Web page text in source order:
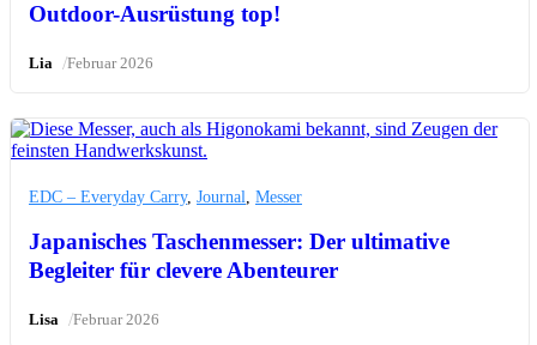
Outdoor-Ausrüstung top!
Lia /Februar 2026
EDC – Everyday Carry, Journal, Messer
Japanisches Taschenmesser: Der ultimative
Begleiter für clevere Abenteurer
Lisa /Februar 2026